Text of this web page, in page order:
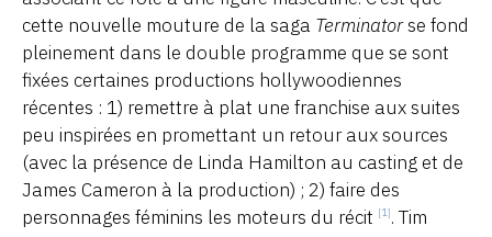
cette nouvelle mouture de la saga Terminatorse fond
pleinement dans le double programme que se sont
fixées certaines productions hollywoodiennes
récentes : 1) remettre à plat une franchise aux suites
peu inspirées en promettant un retour aux sources
(avec la présence de Linda Hamilton au casting et de
James Cameron à la production) ; 2) faire des
personnages féminins les moteurs du récit [1]. Tim